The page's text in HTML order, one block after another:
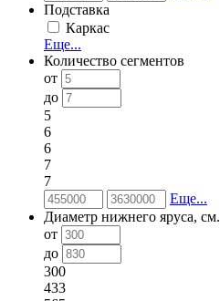
Подставка
Каркас
Еще...
Количество сегментов
от
до
5
6
6
7
7
Еще...
Диаметр нижнего яруса, см.
от
до
300
433